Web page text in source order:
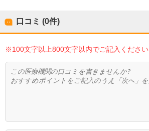
口コミ (0件)
※100文字以上800文字以内でご記入ください